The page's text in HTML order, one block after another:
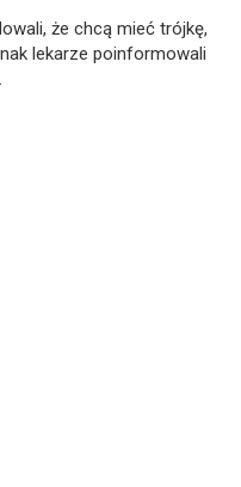
że chcą mieć trójkę,
lekarze poinformowali